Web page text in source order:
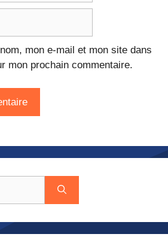
mon e-mail et mon site dans
mon prochain commentaire.